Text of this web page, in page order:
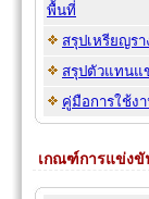
พื้นที่
สรุปเหรียญรา
สรุปตัวแทนแ
คู่มือการใช้ง
เกณฑ์การแข่งขั